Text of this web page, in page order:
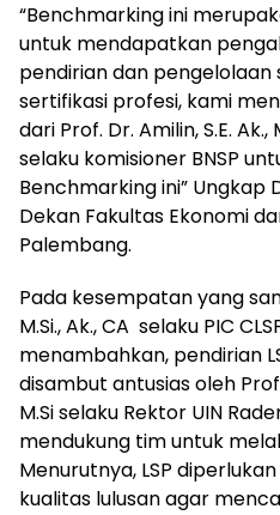
“Benchmarking ini
untuk mendapatkan
pendirian dan
sertifikasi profesi, kami
dari Prof. Dr. Amilin, S.E. Ak.,
selaku komisioner BNSP
Benchmarking ini” Ungkap
Dekan Fakultas Ekonomi
Palembang.
Pada kesempatan yang
M.Si., Ak., CA selaku PIC
menambahkan, pendirian
disambut antusias oleh
M.Si selaku Rektor UIN
mendukung tim untuk
Menurutnya, LSP
kualitas lulusan agar